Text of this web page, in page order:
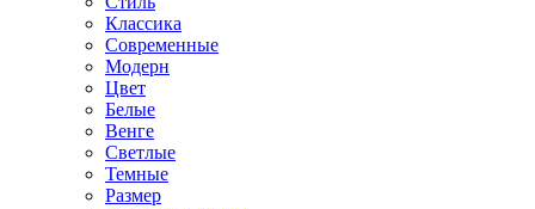
Классика
Современные
Модерн
Цвет
Белые
Венге
Светлые
Темные
Размер